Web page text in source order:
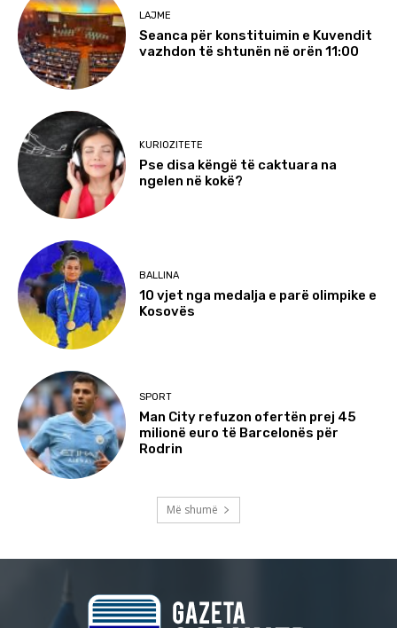
LAJME
Seanca për konstituimin e Kuvendit
vazhdon të shtunën në orën 11:00
KURIOZITETE
Pse disa këngë të caktuara na
ngelen në kokë?
BALLINA
10 vjet nga medalja e parë olimpike e
Kosovës
SPORT
Man City refuzon ofertën prej 45
milionë euro të Barcelonës për
Rodrin
Më shumë